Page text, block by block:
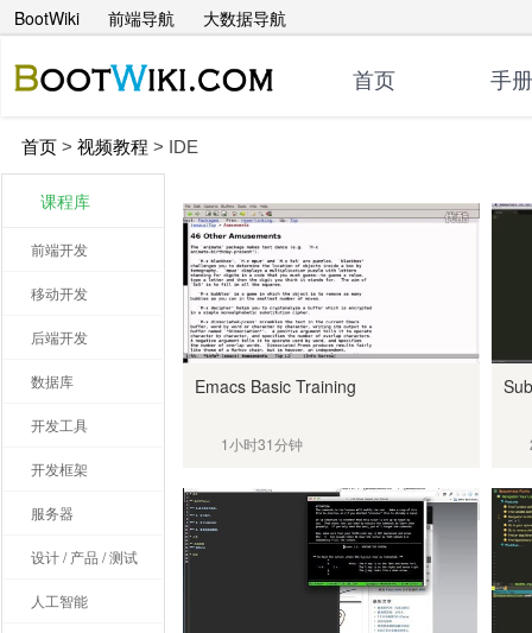
BootWiki 前端导航 大数据导航
首页 手册
首页 > 视频教程 > IDE
Emacs Basic Training
1小时31分钟
课程库
前端开发
移动开发
后端开发
数据库
开发工具
开发框架
服务器
设计 / 产品 / 测试
人工智能